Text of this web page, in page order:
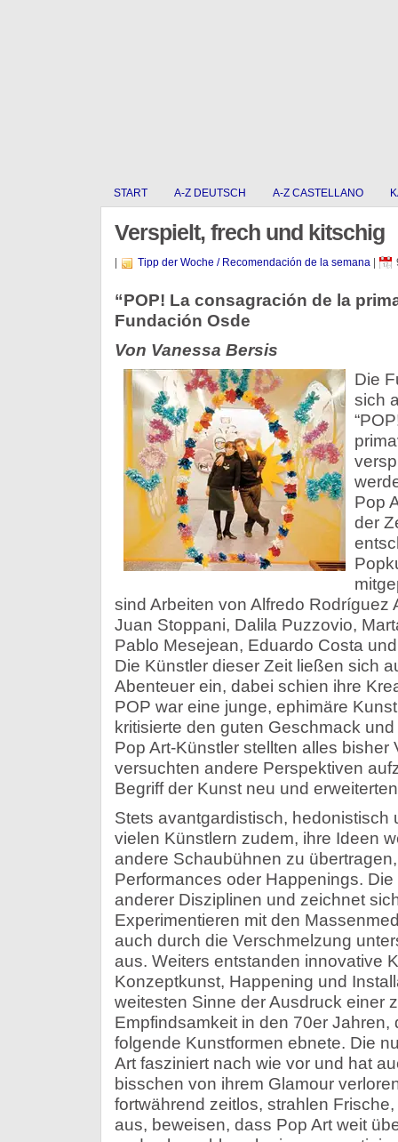
START A-Z DEUTSCH A-Z CASTELLANO
Verspielt, frech und kitschig
Tipp der Woche / Recomendación de la semana|
“POP! La consagración de la
Fundación Osde
Von Vanessa Bersis
Die
sich
Pop
der
sind Arbeiten von Alfredo Rodríguez
Juan Stoppani, Dalila Puzzovio,
Pablo Mesejean, Eduardo Costa
Die Künstler dieser Zeit ließen sich
Abenteuer ein, dabei schien ihre
POP war eine junge, ephimäre
kritisierte den guten Geschmack
Pop Art-Künstler stellten alles bisher
versuchten andere Perspektiven
Begriff der Kunst neu und
Stets avantgardistisch, hedonistisch
vielen Künstlern zudem, ihre Ideen
andere Schaubühnen zu
Performances oder Happenings.
anderer Disziplinen und zeichnet
Experimentieren mit den
auch durch die Verschmelzung
aus. Weiters entstanden innovative
Konzeptkunst, Happening und
weitesten Sinne der Ausdruck einer
Empfindsamkeit in den 70er Jahren,
folgende Kunstformen ebnete. Die
Art fasziniert nach wie vor und hat
bisschen von ihrem Glamour
fortwährend zeitlos, strahlen
aus, beweisen, dass Pop Art weit